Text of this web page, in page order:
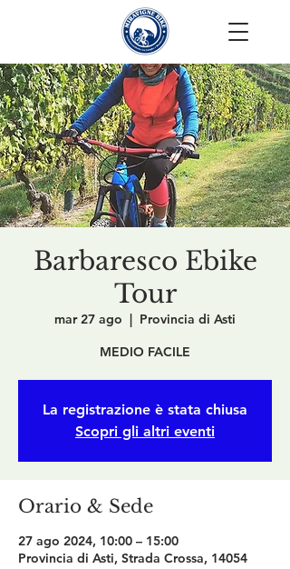
Barbaresco Ebike
Tour
mar 27 ago
  |
Provincia di Asti
MEDIO FACILE
La registrazione è stata chiusa
Scopri gli altri eventi
Orario & Sede
27 ago 2024, 10:00 – 15:00
Provincia di Asti, Strada Crossa, 14054